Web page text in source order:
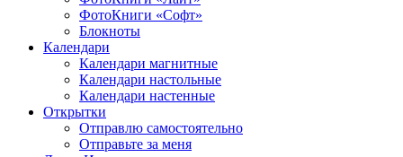
ФотоКниги «Софт»
Блокноты
Календари
Календари магнитные
Календари настольные
Календари настенные
Открытки
Отправлю самостоятельно
Отправьте за меня